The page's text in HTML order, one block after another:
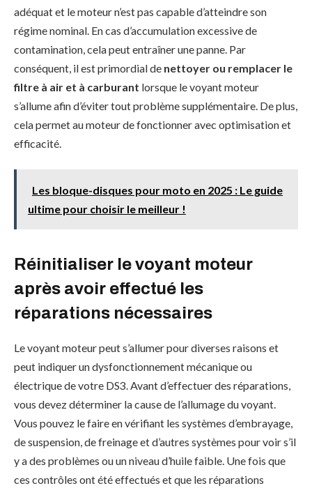
adéquat et le moteur n’est pas capable d’atteindre son
régime nominal. En cas d’accumulation excessive de
contamination, cela peut entraîner une panne. Par
conséquent, il est primordial de nettoyer ou remplacer le
filtre à air et à carburant lorsque le voyant moteur
s’allume afin d’éviter tout problème supplémentaire. De plus,
cela permet au moteur de fonctionner avec optimisation et
efficacité.
Les bloque-disques pour moto en 2025 : Le guide
ultime pour choisir le meilleur !
Réinitialiser le voyant moteur
après avoir effectué les
réparations nécessaires
Le voyant moteur peut s’allumer pour diverses raisons et
peut indiquer un dysfonctionnement mécanique ou
électrique de votre DS3. Avant d’effectuer des réparations,
vous devez déterminer la cause de l’allumage du voyant.
Vous pouvez le faire en vérifiant les systèmes d’embrayage,
de suspension, de freinage et d’autres systèmes pour voir s’il
y a des problèmes ou un niveau d’huile faible. Une fois que
ces contrôles ont été effectués et que les réparations